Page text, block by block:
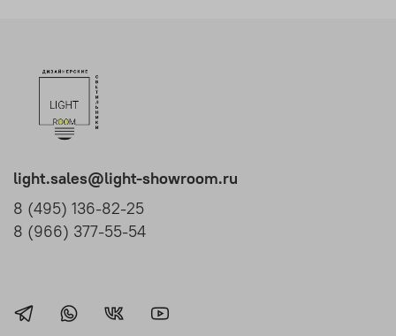
light.sales@light-showroom.ru
8 (495) 136-82-25
8 (966) 377-55-54